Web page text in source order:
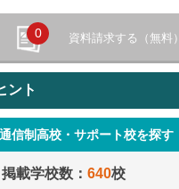
0 資料請求する（無料）
ント
通信制高校・サポート校を探す
掲載学校数： 640校